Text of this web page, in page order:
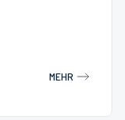
MEHR